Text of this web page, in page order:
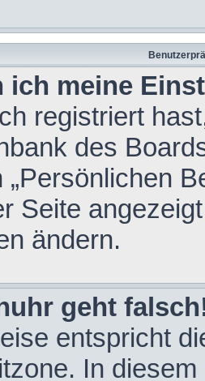
ich meine
registriert
des
„Persönlichen
Seite
ändern.
geht
entspricht
In